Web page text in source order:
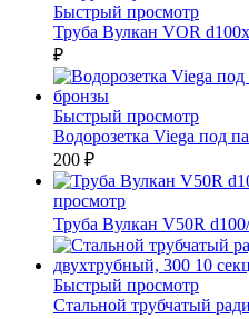
Быстрый просмотр
Труба Вулкан VOR
₽
Быстрый просмотр
Водорозетка Viega под
200 ₽
просмотр
Труба Вулкан V50R
Быстрый просмотр
Стальной трубчатый